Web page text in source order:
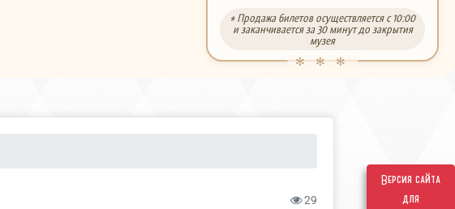
Версия сайта
для
* Продажа билетов осуществляется с 10:00
и заканчивается за 30 минут до закрытия
музея
29